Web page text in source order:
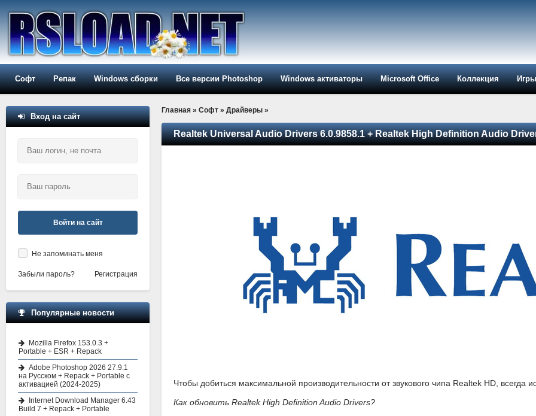
Софт Репак Windows сборки Все версии Photoshop Windows активаторы Microsoft Office Коллекция Игры
Главная » Софт » Драйверы »
Realtek Universal Audio Drivers 6.0.9858.1 + Realtek High Definition Audio
Чтобы добиться максимальной производительности от звукового чипа Realtek HD, всегда
Как обновить Realtek High Definition Audio Drivers?
Вход на сайт
Войти на сайт
Не запоминать меня
Забыли пароль? Регистрация
Популярные новости
Mozilla Firefox 153.0.3 +
Portable + ESR + Repack
Adobe Photoshop 2026 27.9.1
на Русском + Repack + Portable с
активацией (2024-2025)
Internet Download Manager 6.43
Build 7 + Repack + Portable